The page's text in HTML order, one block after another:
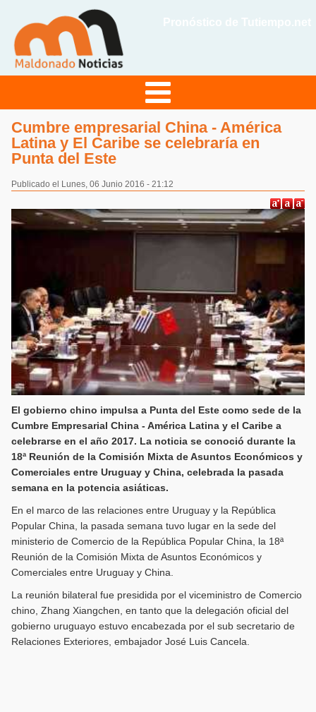
Cumbre empresarial China - América
Latina y El Caribe se celebraría en
Punta del Este
Publicado el Lunes, 06 Junio 2016 - 21:12
El gobierno chino impulsa a Punta del Este como sede de la
Cumbre Empresarial China - América Latina y el Caribe a
celebrarse en el año 2017. La noticia se conoció durante la
18ª Reunión de la Comisión Mixta de Asuntos Económicos y
Comerciales entre Uruguay y China, celebrada la pasada
semana en la potencia asiáticas.
En el marco de las relaciones entre Uruguay y la República
Popular China, la pasada semana tuvo lugar en la sede del
ministerio de Comercio de la República Popular China, la 18ª
Reunión de la Comisión Mixta de Asuntos Económicos y
Comerciales entre Uruguay y China.
La reunión bilateral fue presidida por el viceministro de Comercio
chino, Zhang Xiangchen, en tanto que la delegación oficial del
gobierno uruguayo estuvo encabezada por el sub secretario de
Relaciones Exteriores, embajador José Luis Cancela.